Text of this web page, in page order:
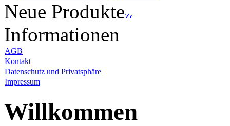
Neue Produkte
Informationen
AGB
Kontakt
Datenschutz und Privatsphäre
Impressum
Willkommen